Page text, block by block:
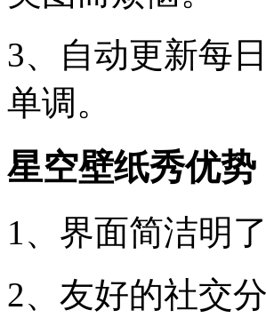
3、自动更新每
单调。
星空壁纸秀优势
1、界面简洁明
2、友好的社交